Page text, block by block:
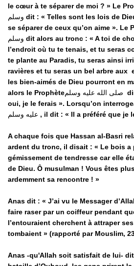
le cœur à te séparer de moi ? » Le
وسلم dit : « Telles sont les lois de
se séparer de ceux qu’on aime ». Le
dit alors au tronc : « A toi de
l’endroit où tu te tenais, et tu seras
te plante au Paradis, tu seras ainsi
ravières et tu seras un bel arbre aux
les bien-aimés de Dieu pourront en
alors le Prophète
oui, je le ferais ». Lorsqu’on
, il dit : « Il a préféré que je
A chaque fois que Hassan al-Basri
ardent du tronc, il disait : « Le bois a
gémissement de tendresse car elle
de Dieu. Ô musulman ! Vous êtes
ardemment sa rencontre ! »
Anas dit : « J’ai vu le Messager
faire raser par un coiffeur pendant
l’entouraient cherchent à attraper
tombaient » (rapporté par Mouslim,
Anas -qu'Allah soit satisfait de lui-